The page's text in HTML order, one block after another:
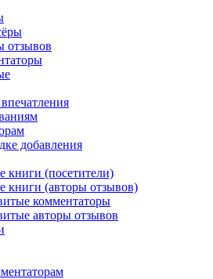
отзывов
добавления
книги (посетители)
книги (авторы отзывов)
комментаторы
авторы отзывов